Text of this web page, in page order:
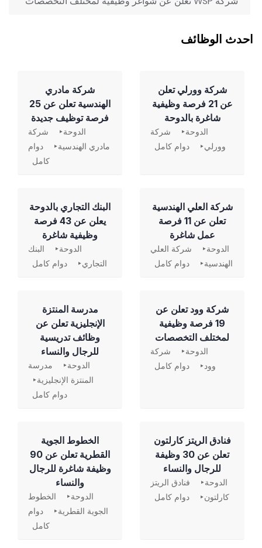
احدث الوظائف
شركة وورلي تعلن
عن 21 فرصة وظيفية
شاغرة بالدوحة
الدوحة
شركة
وورلي
دوام كامل
شركة مادري
الهندسية تعلن عن 25
فرصة توظيف جديدة
الدوحة
شركة
مادري الهندسية
دوام
كامل
شركة العلي الهندسية
تعلن عن 11 فرصة
عمل شاغرة
الدوحة
شركة العلي
الهندسية
دوام كامل
‏البنك التجاري بالدوحة
يعلن عن 43 فرصة
وظيفية شاغرة
الدوحة
البنك
التجاري
دوام كامل
شركة وود تعلن عن
19 فرصة وظيفية
لمختلف التخصصات
الدوحة
شركة
وود
دوام كامل
مدرسة المنتزة
الإنجليزية تعلن عن
وظائف تدريسية
للرجال والنساء
الدوحة
مدرسة
المنتزة الإنجليزية
دوام كامل
فنادق الريتز كارلتون
تعلن عن 30 وظيفة
للرجال والنساء
الدوحة
فنادق الريتز
كارلتون
دوام كامل
الخطوط الجوية
القطرية تعلن عن 90
وظيفة شاغرة للرجال
والنساء
الدوحة
الخطوط
الجوية القطرية
دوام
كامل